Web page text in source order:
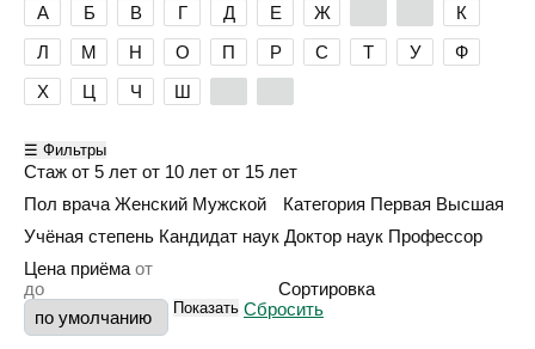
А Б В Г Д Е Ж
К
Л
М Н О П Р С Т У
Ф
Х
Ц Ч Ш
☰ Фильтры
Стаж от 5 лет от 10 лет от 15 лет
Пол врача Женский Мужской Категория Первая Высшая
Учёная степень Кандидат наук Доктор наук Профессор
Цена приёма
Сортировка
Показать Сбросить